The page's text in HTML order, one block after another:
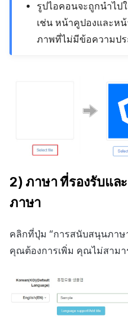
รูปไอคอนจะถูกนำไป
เช่น หน้าคูปองและห
ภาพที่ไม่มีข้อความปร
2) ภาษา ที่รองรับแล
ภาษา
คลิกที่ปุ่ม “การสนับสนุนภาษ
คุณต้องการเพิ่ม คุณไม่สาม